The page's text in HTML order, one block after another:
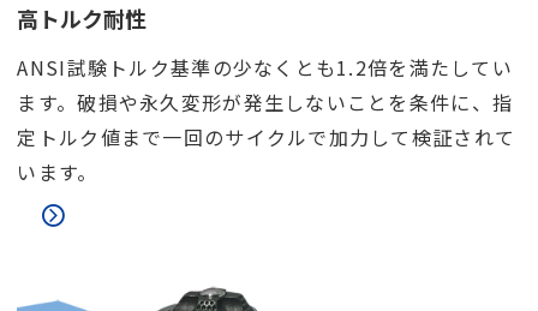
高トルク耐性
ANSI試験トルク基準の少なくとも1.2倍を満たしてい
ます。破損や永久変形が発生しないことを条件に、指
定トルク値まで一回のサイクルで加力して検証されて
います。